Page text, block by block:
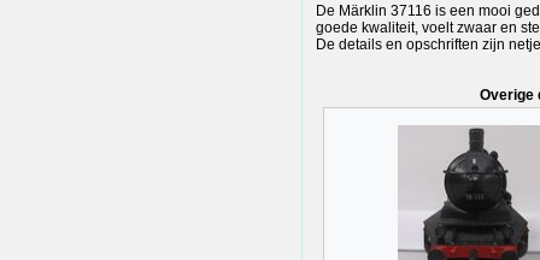
De Märklin 37116 is een mooi
goede kwaliteit, voelt zwaar en
De details en opschriften zijn
Overige